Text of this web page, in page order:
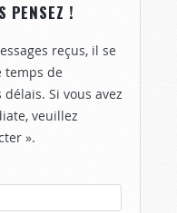
PENSEZ !
reçus, il se
temps de
Si vous avez
veuillez
».